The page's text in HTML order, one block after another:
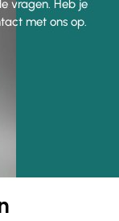
vragen. Heb je
met ons op.